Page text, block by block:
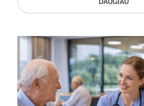
DAUGIAU